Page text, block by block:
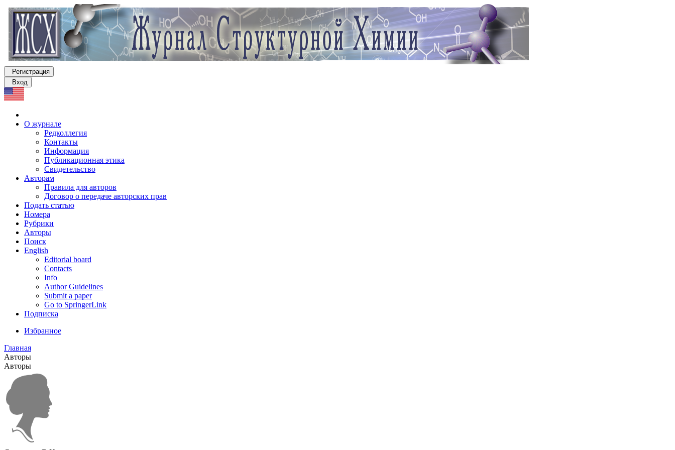
Регистрация
Вход
О журнале
Редколлегия
Контакты
Информация
Публикационная этика
Свидетельство
Авторам
Правила для авторов
Договор о передаче авторских прав
Подать статью
Номера
Рубрики
Авторы
Поиск
English
Editorial board
Contacts
Info
Author Guidelines
Submit a paper
Go to SpringerLink
Подписка
Избранное
Главная
Авторы
Авторы